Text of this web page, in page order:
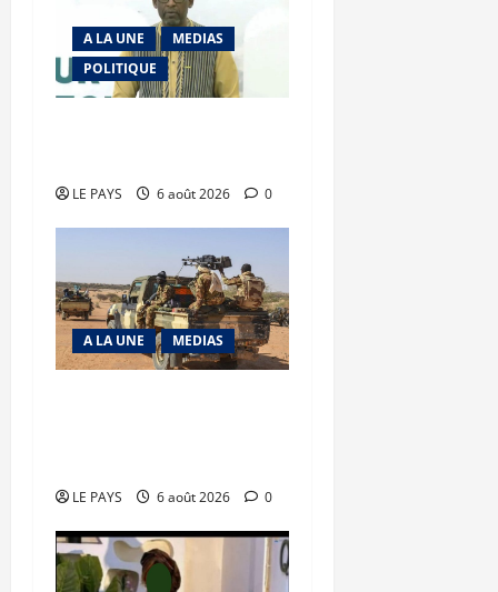
A LA UNE
MEDIAS
POLITIQUE
LE PAYS 6 août 2026 0
A LA UNE MEDIAS
LE PAYS 6 août 2026 0